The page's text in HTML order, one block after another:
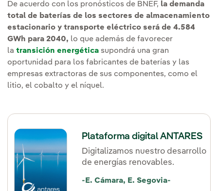
De acuerdo con los pronósticos de BNEF, la demanda
total de baterías de los sectores de almacenamiento
estacionario y transporte eléctrico será de 4.584
GWh para 2040, lo que además de favorecer
la transición energética supondrá una gran
oportunidad para los fabricantes de baterías y las
empresas extractoras de sus componentes, como el
litio, el cobalto y el níquel.
Plataforma digital ANTARES
Digitalizamos nuestro desarrollo
de energías renovables.
-E. Cámara, E. Segovia-